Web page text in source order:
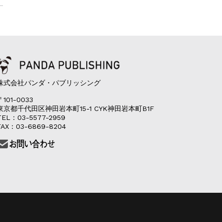
式会社パンダ・パブリッシング
101-0033
京都千代田区神田岩本町15-1 CYK神田岩本町B1F
：03-5577-2959
：03-6869-8204